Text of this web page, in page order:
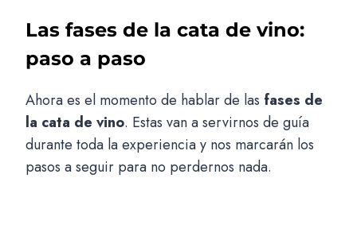
Las fases de la cata de vino:
paso a paso
Ahora es el momento de hablar de las fases de
la cata de vino. Estas van a servirnos de guía
durante toda la experiencia y nos marcarán los
pasos a seguir para no perdernos nada.